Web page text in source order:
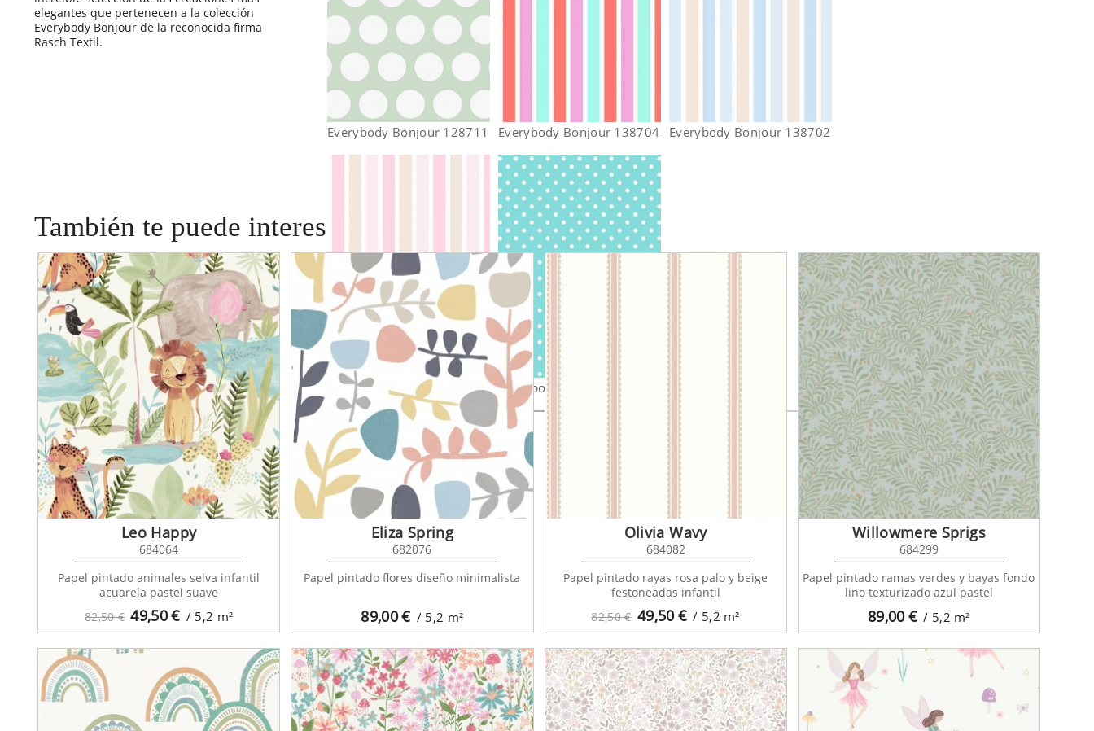
elegantes que pertenecen a la colección
Everybody Bonjour de la reconocida firma
Rasch Textil.
Everybody Bonjour 128711 Everybody Bonjour 138704 Everybody Bonjour 138702
Everybody Bonjour 138701 Everybody Bonjour 138102
También te puede interesar
82,50 € 49,50€ / 5,2 m²
Leo Happy
684064
Papel pintado animales selva infantil
acuarela pastel suave
89,00€ / 5,2 m²
Eliza Spring
682076
Papel pintado flores diseño minimalista
82,50 € 49,50€ / 5,2 m²
Olivia Wavy
684082
Papel pintado rayas rosa palo y beige
festoneadas infantil
89,00€ / 5,2 m²
Willowmere Sprigs
684299
Papel pintado ramas verdes y bayas fondo
lino texturizado azul pastel